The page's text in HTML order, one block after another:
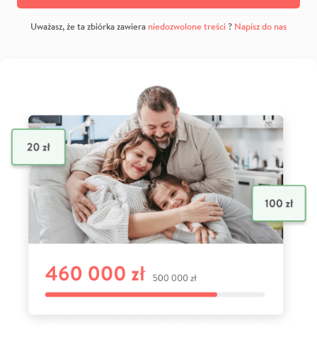
Uważasz, że ta zbiórka zawiera niedozwolone treści? Napisz do nas